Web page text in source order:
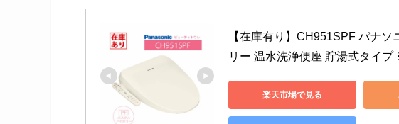
【在庫有り】CH951SPF パナ
リー 温水洗浄便座 貯湯式タイプ
楽天市場で見る